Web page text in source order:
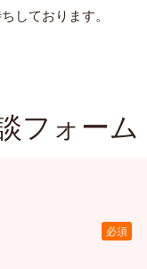
しております。
フォーム
必須